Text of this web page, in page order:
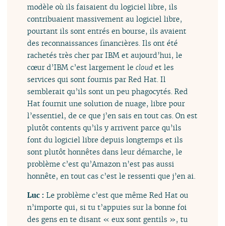
modèle où ils faisaient du logiciel libre, ils
contribuaient massivement au logiciel libre,
pourtant ils sont entrés en bourse, ils avaient
des reconnaissances financières. Ils ont été
rachetés très cher par IBM et aujourd’hui, le
cœur d’IBM c’est largement lecloud et les
services qui sont fournis par Red Hat. Il
semblerait qu’ils sont un peu phagocytés. Red
Hat fournit une solution de nuage, libre pour
l’essentiel, de ce que j’en sais en tout cas. On est
plutôt contents qu’ils y arrivent parce qu’ils
font du logiciel libre depuis longtemps et ils
sont plutôt honnêtes dans leur démarche, le
problème c’est qu’Amazon n’est pas aussi
honnête, en tout cas c’est le ressenti que j’en ai.
Luc :Le problème c’est que même Red Hat ou
n’importe qui, si tu t’appuies sur la bonne foi
des gens en te disant « eux sont gentils », tu